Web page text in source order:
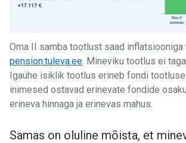
Oma II samba tootlust saad inflatsiooniga
pension.tuleva.ee. Mineviku tootlus ei
Igaühe isiklik tootlus erineb fondi
inimesed ostavad erinevate fondide
erineva hinnaga ja erinevas mahus.
Samas on oluline mõista, et